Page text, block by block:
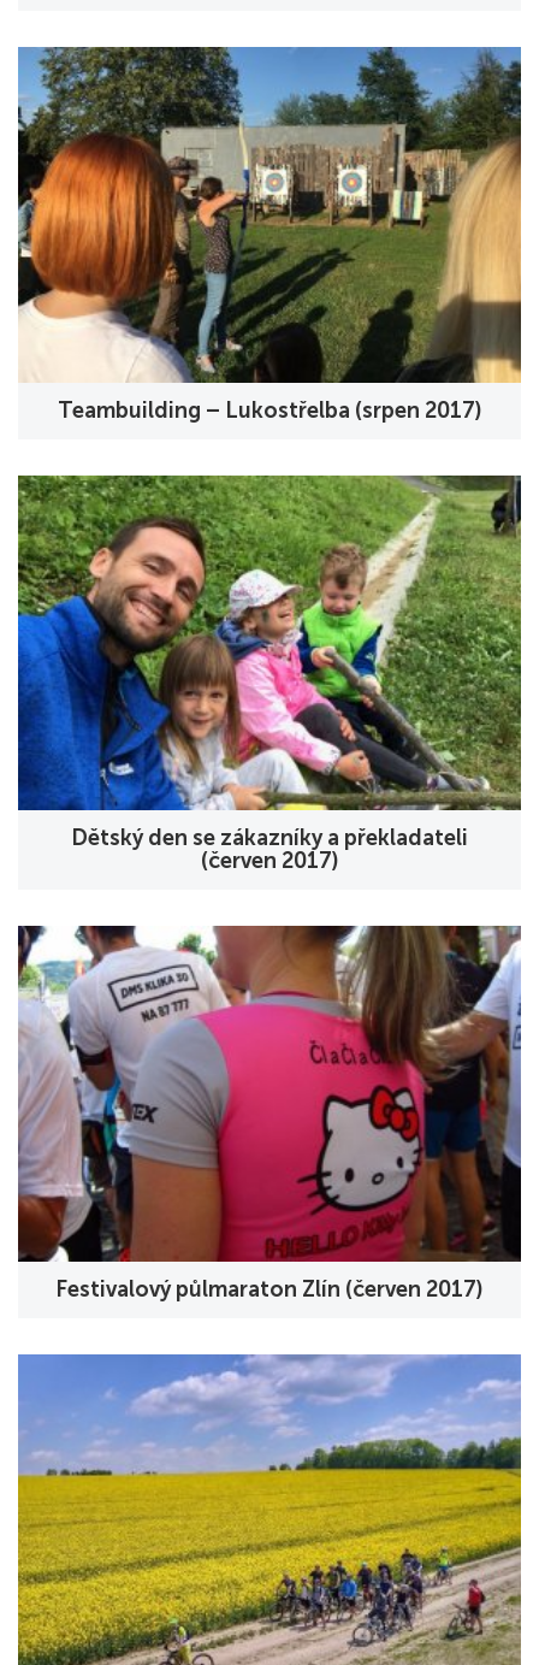
Teambuilding – Lukostřelba (srpen 2017)
Dětský den se zákazníky a překladateli
(červen 2017)
Festivalový půlmaraton Zlín (červen 2017)